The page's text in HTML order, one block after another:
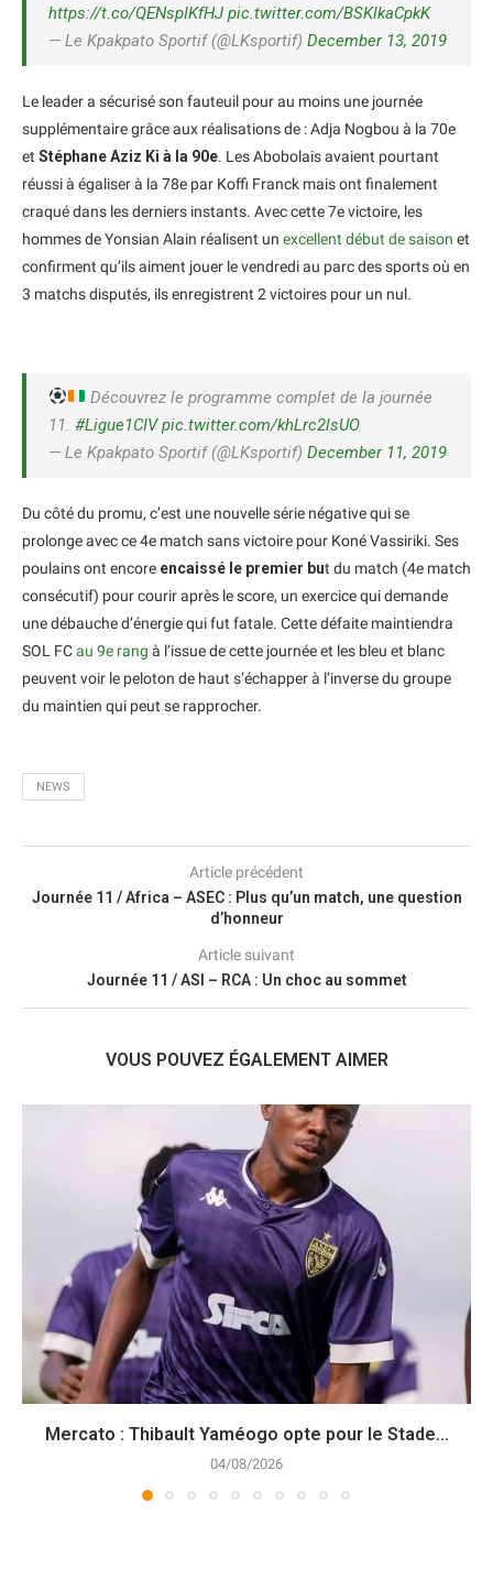
https://t.co/QENspIKfHJ pic.twitter.com/BSKlkaCpkK
— Le Kpakpato Sportif (@LKsportif) December 13, 2019
Le leader a sécurisé son fauteuil pour au moins une journée
supplémentaire grâce aux réalisations de : Adja Nogbou à la 70e
et Stéphane Aziz Ki à la 90e. Les Abobolais avaient pourtant
réussi à égaliser à la 78e par Koffi Franck mais ont finalement
craqué dans les derniers instants. Avec cette 7e victoire, les
hommes de Yonsian Alain réalisent un excellent début de saison et
confirment qu’ils aiment jouer le vendredi au parc des sports où en
3 matchs disputés, ils enregistrent 2 victoires pour un nul.
Découvrez le programme complet de la journée
11. #Ligue1CIV pic.twitter.com/khLrc2lsUO
— Le Kpakpato Sportif (@LKsportif) December 11, 2019
Du côté du promu, c’est une nouvelle série négative qui se
prolonge avec ce 4e match sans victoire pour Koné Vassiriki. Ses
poulains ont encore encaissé le premier but du match (4e match
consécutif) pour courir après le score, un exercice qui demande
une débauche d’énergie qui fut fatale. Cette défaite maintiendra
SOL FCau 9e rang à l’issue de cette journée et les bleu et blanc
peuvent voir le peloton de haut s’échapper à l’inverse du groupe
du maintien qui peut se rapprocher.
NEWS
Article précédent
Journée 11 / Africa – ASEC : Plus qu’un match, une question
d’honneur
Article suivant
Journée 11 / ASI – RCA : Un choc au sommet
VOUS POUVEZ ÉGALEMENT AIMER
Mercato : Thibault Yaméogo opte pour le Stade...
04/08/2026